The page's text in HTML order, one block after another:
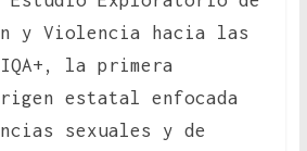
y Violencia hacia las
la primera
estatal enfocada
sexuales y de